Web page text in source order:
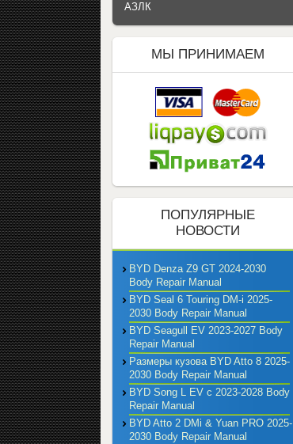
АЗЛК
МЫ ПРИНИМАЕМ
ПОПУЛЯРНЫЕ
НОВОСТИ
BYD Denza Z9 GT 2024-2030
Body Repair Manual
BYD Seal 6 Touring DM-i 2025-
2030 Body Repair Manual
BYD Seagull EV 2023-2027 Body
Repair Manual
Размеры кузова BYD Atto 8 2025-
2030 Body Repair Manual
BYD Song L EV с 2023-2028 Body
Repair Manual
BYD Atto 2 DMi & Yuan PRO 2025-
2030 Body Repair Manual